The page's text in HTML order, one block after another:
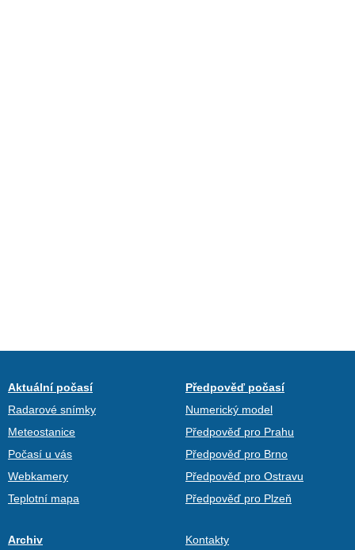
Aktuální počasí
Radarové snímky
Meteostanice
Počasí u vás
Webkamery
Teplotní mapa
Předpověď počasí
Numerický model
Předpověď pro Prahu
Předpověď pro Brno
Předpověď pro Ostravu
Předpověď pro Plzeň
Archiv Kontakty